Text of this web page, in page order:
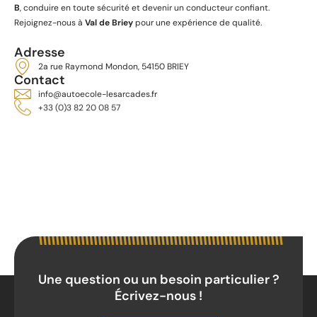
B, conduire en toute sécurité et devenir un conducteur confiant.
Rejoignez-nous à Val de Brieypour une expérience de qualité.
Adresse
2a rue Raymond Mondon, 54150 BRIEY
Contact
info@autoecole-lesarcades.fr
+33 (0)3 82 20 08 57
Une question ou un besoin particulier ?
Écrivez-nous !